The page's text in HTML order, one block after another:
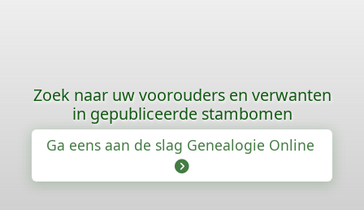
Zoek naar uw voorouders en verwanten
in gepubliceerde stambomen
Ga eens aan de slag Genealogie Online